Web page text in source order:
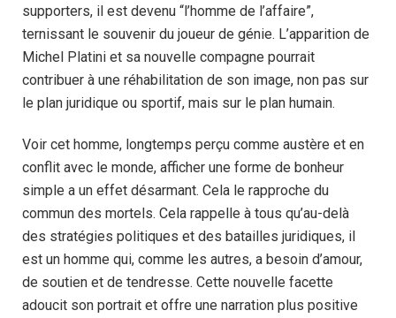
supporters, il est devenu “l’homme de l’affaire”,
ternissant le souvenir du joueur de génie. L’apparition de
Michel Platini et sa nouvelle compagne pourrait
contribuer à une réhabilitation de son image, non pas sur
le plan juridique ou sportif, mais sur le plan humain.
Voir cet homme, longtemps perçu comme austère et en
conflit avec le monde, afficher une forme de bonheur
simple a un effet désarmant. Cela le rapproche du
commun des mortels. Cela rappelle à tous qu’au-delà
des stratégies politiques et des batailles juridiques, il
est un homme qui, comme les autres, a besoin d’amour,
de soutien et de tendresse. Cette nouvelle facette
adoucit son portrait et offre une narration plus positive